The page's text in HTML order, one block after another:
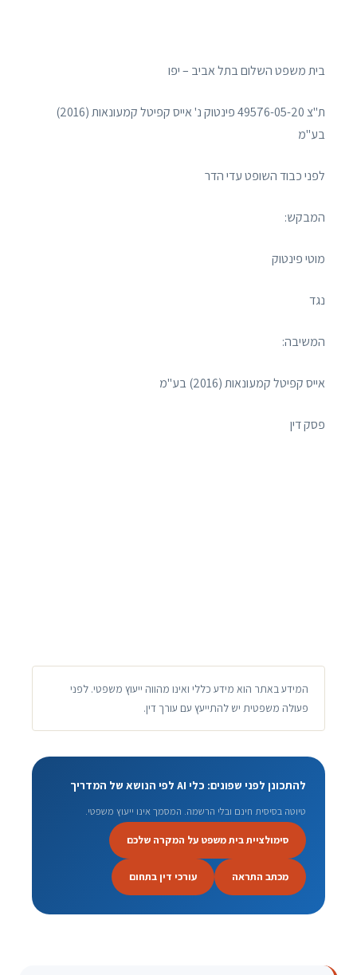
בית משפט השלום בתל אביב – יפו
ת"צ 49576-05-20 פינטוק נ' אייס קפיטל קמעונאות (2016)
בע"מ
לפני כבוד השופט עדי הדר
המבקש:
מוטי פינטוק
נגד
המשיבה:
אייס קפיטל קמעונאות (2016) בע"מ
פסק דין
המידע באתר הוא מידע כללי ואינו מהווה ייעוץ משפטי. לפני
פעולה משפטית יש להתייעץ עם עורך דין.
להתכונן לפני שפונים: כלי AI לפי הנושא של המדריך
טיוטה בסיסית חינם ובלי הרשמה. המסמך אינו ייעוץ משפטי.
סימולציית בית משפט על המקרה שלכם
מכתב התראה עורכי דין בתחום